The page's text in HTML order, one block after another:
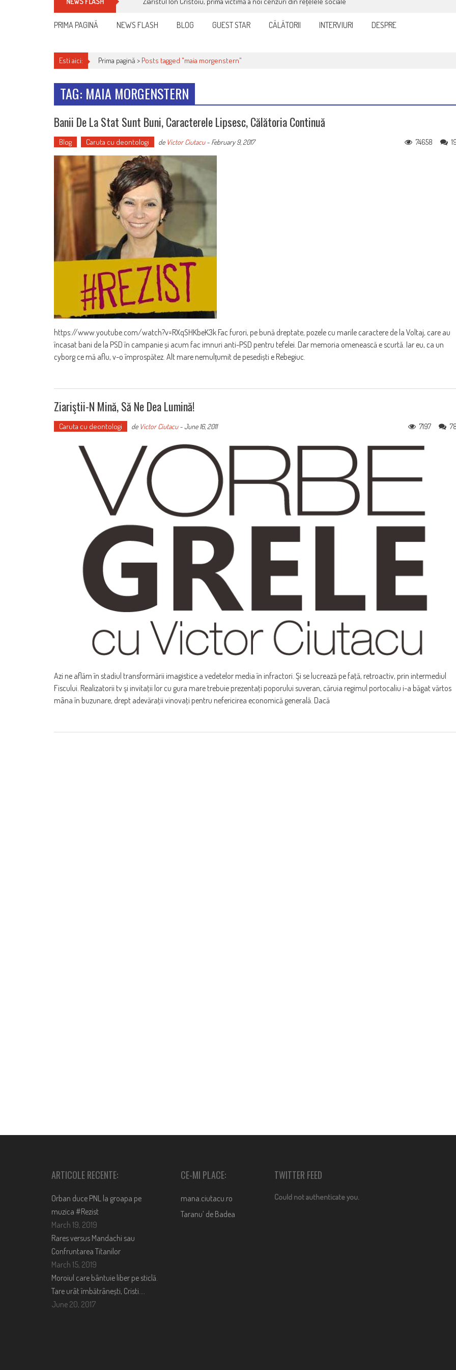
PRIMA PAGINĂ NEWS FLASH BLOG GUEST STAR CĂLĂTORII INTERVIURI DESPRE
Esti aici: Prima pagină > Posts tagged "maia morgenstern"
TAG: MAIA MORGENSTERN
Banii De La Stat Sunt Buni, Caracterele Lipsesc, Călătoria Continuă
Blog Caruta cu deontologi de Victor Ciutacu- February 9, 2017 74658
https://www.youtube.com/watch?v=RXqSHKbeK3k Fac furori, pe bună dreptate, pozele cu marile caractere de la Voltaj, care au
încasat bani de la PSD în campanie și acum fac imnuri anti-PSD pentru tefelei. Dar memoria omenească e scurtă. Iar eu, ca un
cyborg ce mă aflu, v-o împrospătez. Alt mare nemulțumit de pesediști e Rebegiuc.
Ziariştii-N Mină, Să Ne Dea Lumină!
Caruta cu deontologi de Victor Ciutacu-June 16, 2011 7197
Azi ne aflăm în stadiul transformării imagistice a vedetelor media în infractori. Şi se lucrează pe faţă, retroactiv, prin intermediul
Fiscului. Realizatorii tv şi invitaţii lor cu gura mare trebuie prezentaţi poporului suveran, căruia regimul portocaliu i-a băgat vărtos
mâna în buzunare, drept adevăraţii vinovaţi pentru nefericirea economică generală. Dacă
ARTICOLE RECENTE:
Orban duce PNL la groapa pe
muzica #Rezist
March 19, 2019
Rares versus Mandachi sau
Confruntarea Titanilor
March 15, 2019
Moroiul care bântuie liber pe sticlă.
Tare urât îmbătrânești, Cristi….
June 20, 2017
CE-MI PLACE:
mana.ciutacu.ro
Taranu’ de Badea
TWITTER FEED
Could not authenticate you.